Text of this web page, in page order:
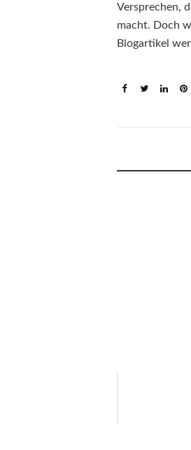
Versprechen,
macht. Doch
Blogartikel